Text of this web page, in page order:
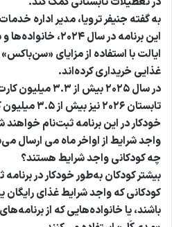
به گفته جنیفر ترویا، مدیر اداره خدمات
این برنامه در سال
غذایی خریداری کرده‌اند.
در سال ۲۰۲۵ بیش
تابستان ۲۰۲۶
خودکار در این برنامه ثبت‌نام
واجد شرایط از اواخر ماه می ارسال
چه کودکانی واجد شرایط هستند؟
بیشتر کودکان به‌طور خودکار در
کودکانی که واجد شرایط غذای رایگان
باشند، یا خانواده‌هایی که از